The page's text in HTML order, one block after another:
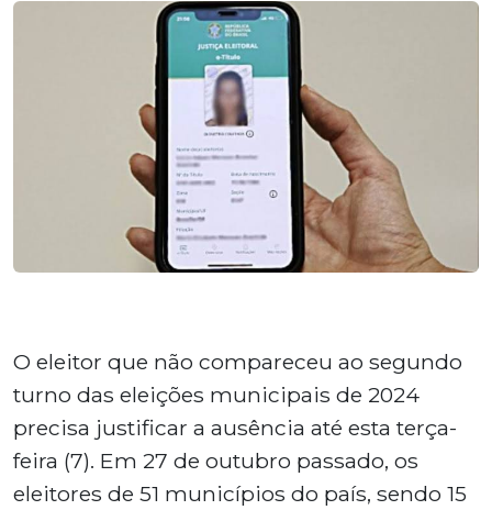
O eleitor que não compareceu ao segundo
turno das eleições municipais de 2024
precisa justificar a ausência até esta terça-
feira (7). Em 27 de outubro passado, os
eleitores de 51 municípios do país, sendo 15